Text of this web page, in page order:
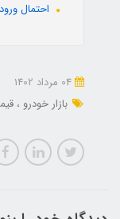
احتمال
بازار خودرو